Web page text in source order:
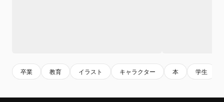
卒業 教育 イラスト キャラクター 本 学生